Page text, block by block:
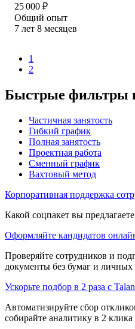
25 000 ₽
Общий опыт
7 лет 8 месяцев
1
2
Быстрые фильтры
Частичная занятость
Гибкий график
Полная занятость
Проектная работа
Сменный график
Вахтовый метод
Корпоративная поддержка
Какой соцпакет вы
Оформляйте кандидатов
Проверяйте сотрудников и
документы без бумаг и личных
Ускорьте подбор в 2 раза с
Автоматизируйте сбор
собирайте аналитику в 2 клика